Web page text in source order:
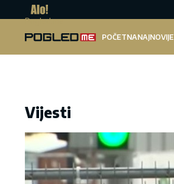
Pogled.me
POČETNANAJNOVIJE
Vijesti